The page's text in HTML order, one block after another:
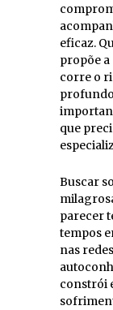
eficaz.
propõe a
corre o
que
Buscar
parecer
tempos
nas
constrói